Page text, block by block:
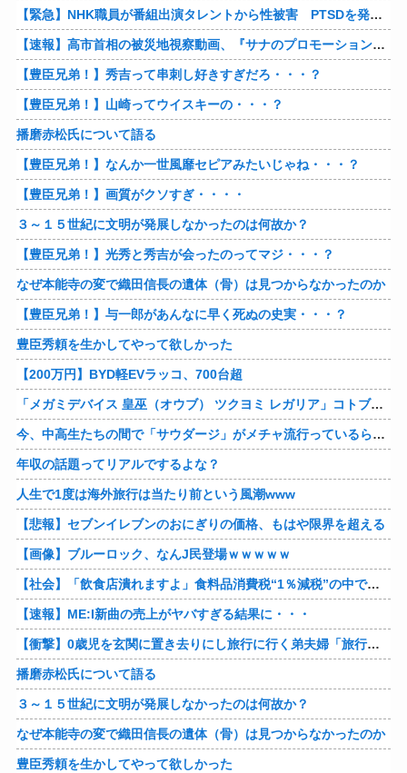
【緊急】NHK職員が番組出演タレントから性被害 PTSDを発症し休職へ
【速報】高市首相の被災地視察動画、『サナのプロモーションビデオ』すぎて炎上
【豊臣兄弟！】秀吉って串刺し好きすぎだろ・・・？
【豊臣兄弟！】山崎ってウイスキーの・・・？
播磨赤松氏について語る
【豊臣兄弟！】なんか一世風靡セピアみたいじゃね・・・？
【豊臣兄弟！】画質がクソすぎ・・・・
３～１５世紀に文明が発展しなかったのは何故か？
【豊臣兄弟！】光秀と秀吉が会ったのってマジ・・・？
なぜ本能寺の変で織田信長の遺体（骨）は見つからなかったのか
【豊臣兄弟！】与一郎があんなに早く死ぬの史実・・・？
豊臣秀頼を生かしてやって欲しかった
【200万円】BYD軽EVラッコ、700台超
「メガミデバイス 皇巫（オウブ） ツクヨミ レガリア」コトブキヤデビュー…
今、中高生たちの間で「サウダージ」がメチャ流行っているらしい
年収の話題ってリアルでするよな？
人生で1度は海外旅行は当たり前という風潮www
【悲報】セブンイレブンのおにぎりの価格、もはや限界を超える
【画像】ブルーロック、なんJ民登場ｗｗｗｗｗ
【社会】「飲食店潰れますよ」食料品消費税“1％減税”の中で上がる懸念 外食は10％で“9％”差に…一方で対象の弁当店でも悲痛な声「値下げできない…」
【速報】ME:I新曲の売上がヤバすぎる結果に・・・
【衝撃】0歳児を玄関に置き去りにし旅行に行く弟夫婦「旅行中、1ヶ月世話しろw」18年後に返せと言われ「お前らの子供、捨てたよ?」「は!?」
播磨赤松氏について語る
３～１５世紀に文明が発展しなかったのは何故か？
なぜ本能寺の変で織田信長の遺体（骨）は見つからなかったのか
豊臣秀頼を生かしてやって欲しかった